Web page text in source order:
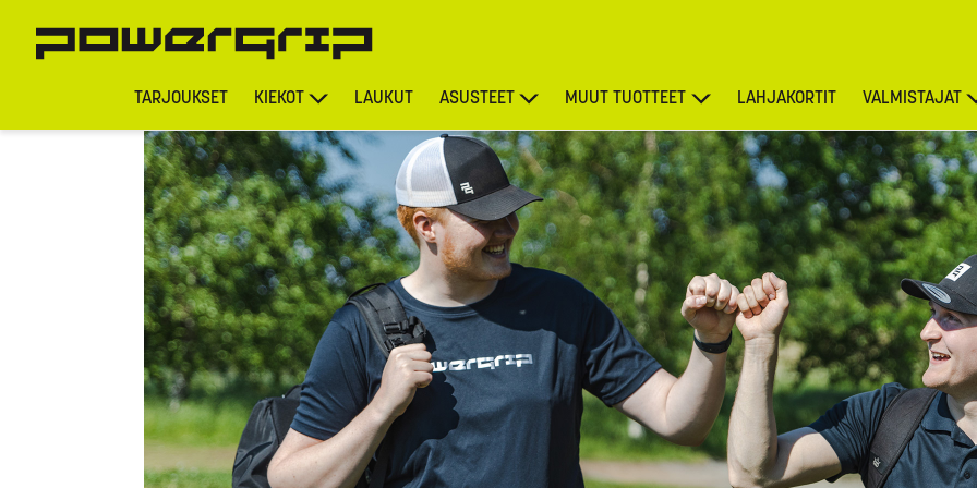
TARJOUKSET KIEKOT LAUKUT ASUSTEET MUUT TUOTTEET LAHJAKORTIT VALMISTAJAT
TARJOUKSET